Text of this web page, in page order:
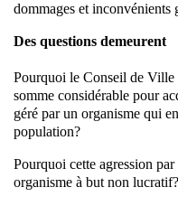
dommages et inconvénients
Des questions demeurent
Pourquoi le Conseil de Ville
somme considérable pour
géré par un organisme qui
population?
Pourquoi cette agression
organisme à but non lucratif?